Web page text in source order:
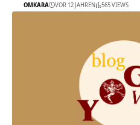
OMKARA VOR 12 JAHREN 565 VIEWS